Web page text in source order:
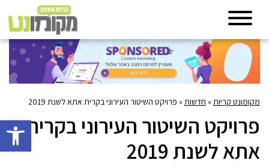
פתח
מקומונט קריות » חדשות » פרויקט השיטור העירוני בקרית אתא לשנת 2019
פרויקט השיטור העירוני בקרית
אתא לשנת 2019